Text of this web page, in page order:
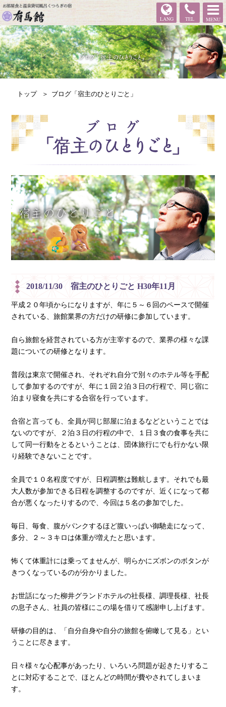
有馬館
LANG TEL MENU
トップ ブログ「宿主のひとりごと」
2018/11/30 宿主のひとりごと H30年11月
平成２０年頃からになりますが、年に５～６回のペースで開催
されている、旅館業界の方だけの研修に参加しています。
自ら旅館を経営されている方が主宰するので、業界の様々な課
題についての研修となります。
普段は東京で開催され、それぞれ自分で別々のホテル等を手配
して参加するのですが、年に１回２泊３日の行程で、同じ宿に
泊まり寝食を共にする合宿を行っています。
合宿と言っても、全員が同じ部屋に泊まるなどということでは
ないのですが、２泊３日の行程の中で、１日３食の食事を共に
して同一行動をとるということは、団体旅行にでも行かない限
り経験できないことです。
全員で１０名程度ですが、日程調整は難航します。それでも最
大人数が参加できる日程を調整するのですが、近くになって都
合が悪くなったりするので、今回は５名の参加でした。
毎日、毎食、腹がパンクするほど腹いっぱい御馳走になって、
多分、２～３キロは体重が増えたと思います。
怖くて体重計には乗ってませんが、明らかにズボンのボタンが
きつくなっているのが分かりました。
お世話になった柳井グランドホテルの社長様、調理長様、社長
の息子さん、社員の皆様にこの場を借りて感謝申し上げます。
研修の目的は、「自分自身や自分の旅館を俯瞰して見る」とい
うことに尽きます。
日々様々な心配事があったり、いろいろ問題が起きたりするこ
とに対応することで、ほとんどの時間が費やされてしまいま
す。